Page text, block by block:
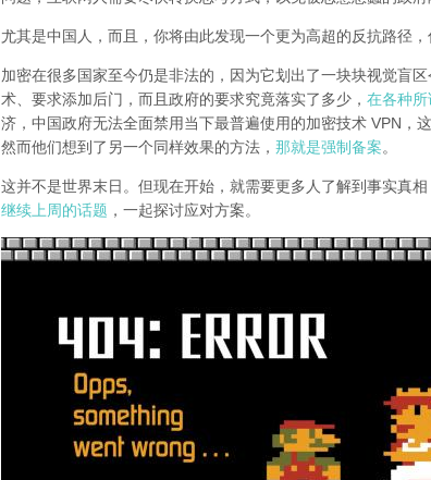
尤其是中国人，而且，你将由此发现一个更为高超的反抗路径，
加密在很多国家至今仍是非法的，因为它划出了一块块视觉盲
术、要求添加后门，而且政府的要求究竟落实了多少， 在各种
济，中国政府无法全面禁用当下最普遍使用的加密技术 VPN，
然而他们想到了另一个同样效果的方法， 那就是强制备案。
这并不是世界末日。但现在开始，就需要更多人了解到事实真
继续上周的话题 ，一起探讨应对方案。